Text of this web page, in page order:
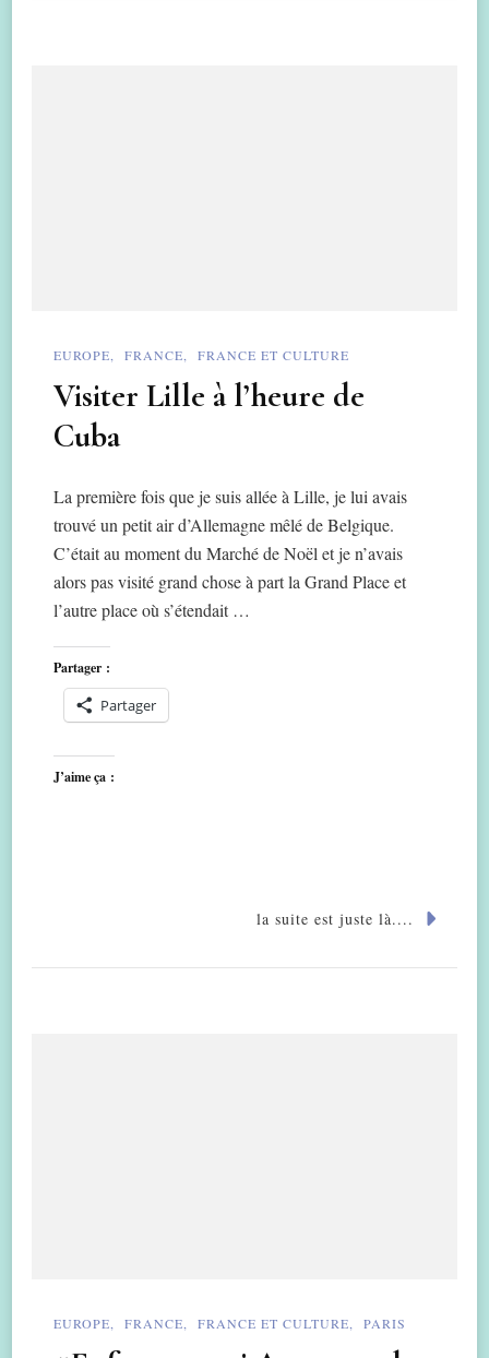
EUROPE FRANCE FRANCE ET CULTURE
Visiter Lille à l’heure de
Cuba
La première fois que je suis allée à Lille, je lui avais
trouvé un petit air d’Allemagne mêlé de Belgique.
C’était au moment du Marché de Noël et je n’avais
alors pas visité grand chose à part la Grand Place et
l’autre place où s’étendait …
Partager :
Partager
J’aime ça :
la suite est juste là....
EUROPE FRANCE FRANCE ET CULTURE PARIS